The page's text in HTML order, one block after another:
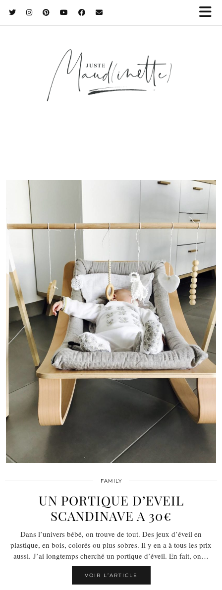
FAMILY
UN PORTIQUE D’EVEIL
SCANDINAVE A 30€
Dans l’univers bébé, on trouve de tout. Des jeux d’éveil en
plastique, en bois, colorés ou plus sobres. Il y en a à tous les prix
aussi. J’ai longtemps cherché un portique d’éveil. En fait, on…
VOIR L’ARTICLE